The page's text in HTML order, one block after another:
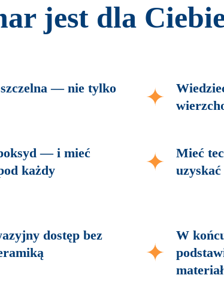
jest dla
— nie tylko
— i mieć
każdy
Mieć
dostęp bez
W